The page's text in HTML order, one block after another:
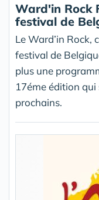
Ward'in Rock
festival de
Le Ward’in Rock,
festival de
plus une
17éme édition
prochains.